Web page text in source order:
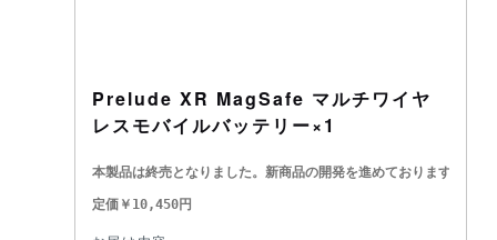
Prelude XR MagSafe マルチワイヤ
レスモバイルバッテリー×1
本製品は終売となりました。新商品の開発を進めておりますので
定価￥10,450円